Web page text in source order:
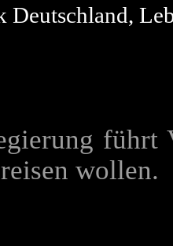
Deutschland,
führt
wollen.